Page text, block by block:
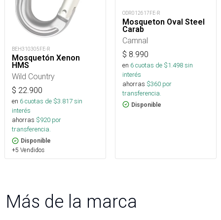
BEH310305FE-R
Mosquetón Xenon
HMS
Wild Country
$ 22.900
en 6cuotas de $3.817sin
interés
ahorras $920 por
transferencia.
Disponible
+5 Vendidos
ODR012617FE-R
Mosqueton Oval Steel
Carab
Camnal
$ 8.990
en 6cuotas de $1.498sin
interés
ahorras $360 por
transferencia.
Disponible
Más de la marca